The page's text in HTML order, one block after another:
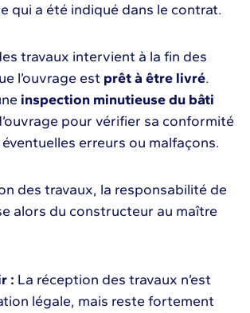
qui a été indiqué dans le contrat.
travaux intervient à la fin des
l’ouvrage est prêt à être livré.
inspection minutieuse du bâti
pour vérifier sa conformité
erreurs ou malfaçons.
des travaux, la responsabilité de
alors du constructeur au maître
: La réception des travaux n’est
légale, mais reste fortement